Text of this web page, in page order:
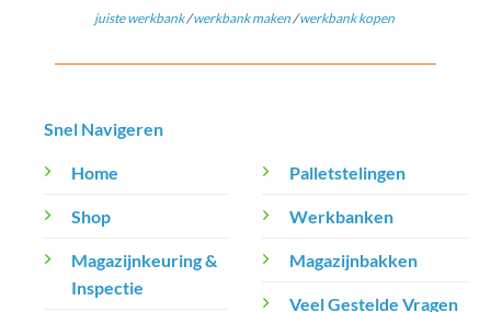
juiste werkbank/werkbank maken /werkbank kopen
Snel Navigeren
Home
Shop
Magazijnkeuring &
Inspectie
Palletstelingen
Werkbanken
Magazijnbakken
Veel Gestelde Vragen